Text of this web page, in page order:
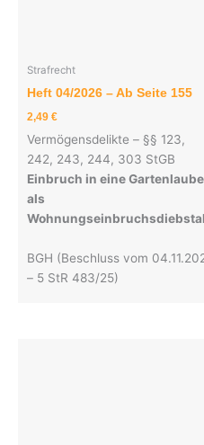
Strafrecht
Heft 04/2026 – Ab Seite 155
2,49 €
Vermögensdelikte – §§ 123,
242, 243, 244, 303 StGB
Einbruch in eine Gartenlaube
als
BGH (Beschluss vom
– 5 StR 483/25)